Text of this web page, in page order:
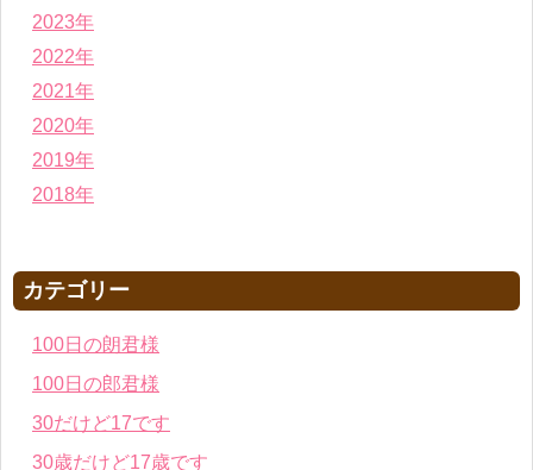
2023年
2022年
2021年
2020年
2019年
2018年
カテゴリー
100日の朗君様
100日の郎君様
30だけど17です
30歳だけど17歳です